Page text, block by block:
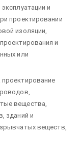
и
проектировании
изоляции,
и
или
вещества,
зданий и
веществ,